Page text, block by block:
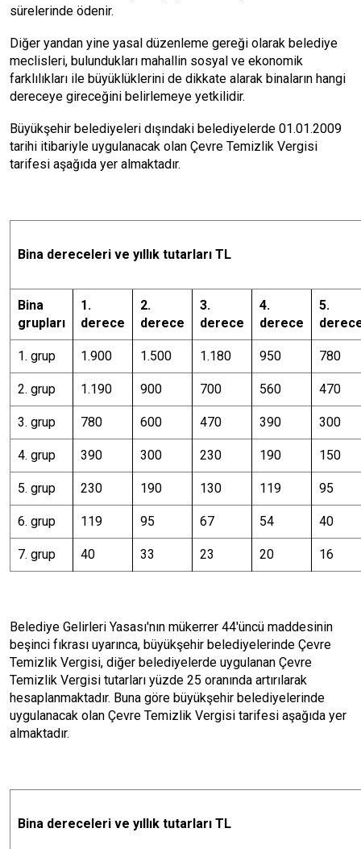
sürelerinde ödenir.
Diğer yandan yine yasal düzenleme gereği olarak belediye
meclisleri, bulundukları mahallin sosyal ve ekonomik
farklılıkları ile büyüklüklerini de dikkate alarak binaların hangi
dereceye gireceğini belirlemeye yetkilidir.
Büyükşehir belediyeleri dışındaki belediyelerde 01.01.2009
tarihi itibariyle uygulanacak olan Çevre Temizlik Vergisi
tarifesi aşağıda yer almaktadır.
Bina dereceleri ve yıllık tutarları TL
Bina
grupları
1.
derece
2.
derece
3.
derece
4.
derece
5.
1. grup 1.900 1.500 1.180 950 780
2. grup 1.190 900 700 560 470
3. grup 780 600 470 390 300
4. grup 390 300 230 190 150
5. grup 230 190 130 119 95
6. grup 119 95 67 54 40
7. grup 40 33 23 20 16
Belediye Gelirleri Yasası'nın mükerrer 44'üncü maddesinin
beşinci fıkrası uyarınca, büyükşehir belediyelerinde Çevre
Temizlik Vergisi, diğer belediyelerde uygulanan Çevre
Temizlik Vergisi tutarları yüzde 25 oranında artırılarak
hesaplanmaktadır. Buna göre büyükşehir belediyelerinde
uygulanacak olan Çevre Temizlik Vergisi tarifesi aşağıda yer
almaktadır.
Bina dereceleri ve yıllık tutarları TL